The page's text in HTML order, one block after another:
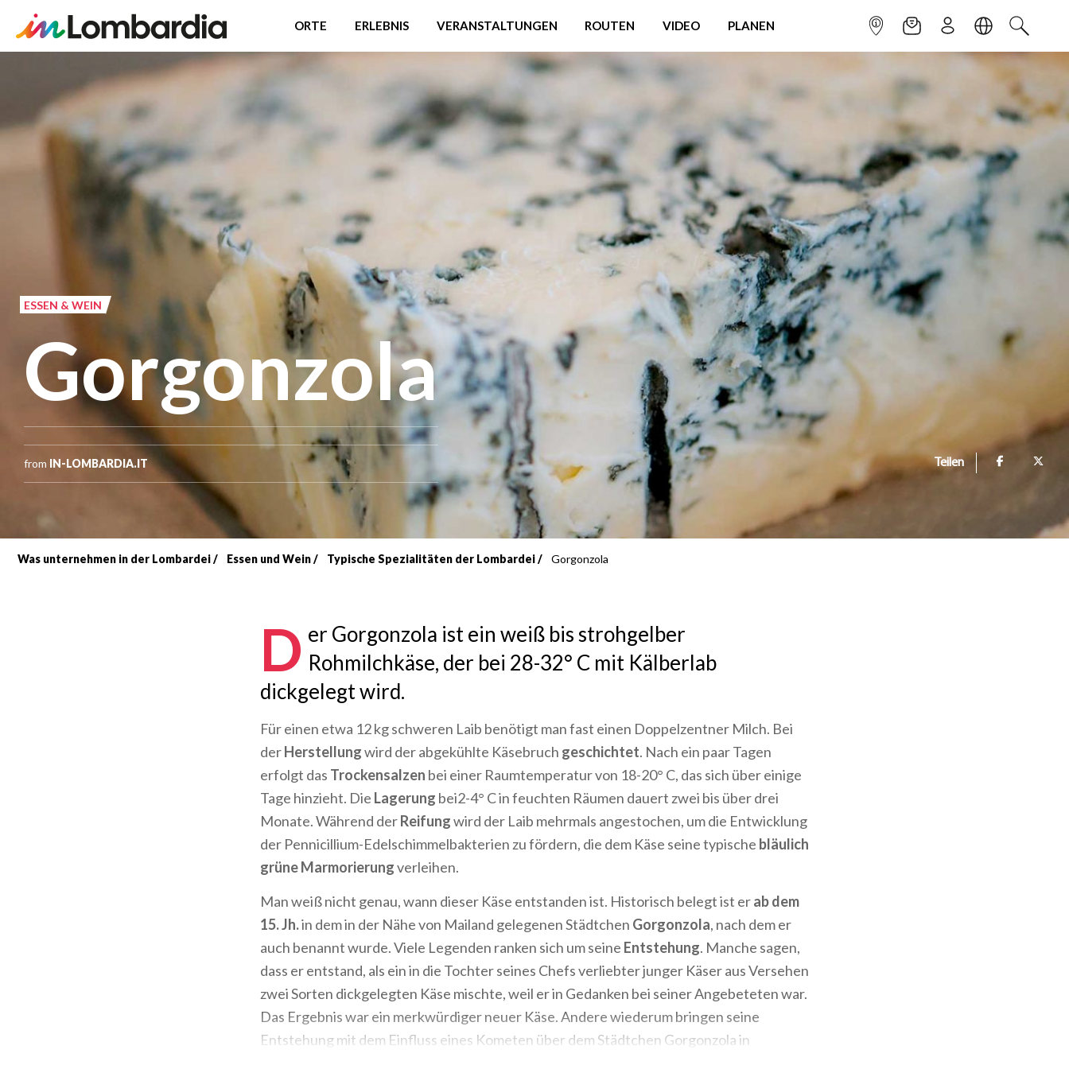
ORTE ERLEBNIS VERANSTALTUNGEN ROUTEN VIDEO PLANEN INFOPUNKTNEWSLETTER
ANMELDENSPRACHESUCHEN
ESSEN & WEIN
Gorgonzola
from IN-LOMBARDIA.IT Teilen
Was unternehmen in der Lombardei Essen und Wein Typische Spezialitäten der Lombardei Gorgonzola
D er Gorgonzola ist ein weiß bis strohgelber
Rohmilchkäse, der bei 28-32° C mit Kälberlab
dickgelegt wird.
Für einen etwa 12 kg schweren Laib benötigt man fast einen Doppelzentner Milch. Bei
derHerstellungwird der abgekühlte Käsebruch geschichtet. Nach ein paar Tagen
erfolgt das Trockensalzen bei einer Raumtemperatur von 18-20° C, das sich über einige
Tage hinzieht. Die Lagerung bei2-4° C in feuchten Räumen dauert zwei bis über drei
Monate. Während derReifungwird der Laib mehrmals angestochen, um die Entwicklung
der Pennicillium-Edelschimmelbakterien zu fördern, die dem Käse seine typische bläulich
grüne Marmorierungverleihen.
Man weiß nicht genau, wann dieser Käse entstanden ist. Historisch belegt ist erab dem
15. Jh.in dem in der Nähe von Mailand gelegenen Städtchen Gorgonzola, nach dem er
auch benannt wurde. Viele Legenden ranken sich um seine Entstehung. Manche sagen,
dass er entstand, als ein in die Tochter seines Chefs verliebter junger Käser aus Versehen
zwei Sorten dickgelegten Käse mischte, weil er in Gedanken bei seiner Angebeteten war.
Das Ergebnis war ein merkwürdiger neuer Käse. Andere wiederum bringen seine
Entstehung mit dem Einfluss eines Kometen über dem Städtchen Gorgonzola in